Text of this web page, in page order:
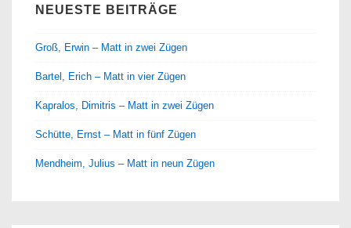
NEUESTE BEITRÄGE
Groß, Erwin – Matt in zwei Zügen
Bartel, Erich – Matt in vier Zügen
Kapralos, Dimitris – Matt in zwei Zügen
Schütte, Ernst – Matt in fünf Zügen
Mendheim, Julius – Matt in neun Zügen